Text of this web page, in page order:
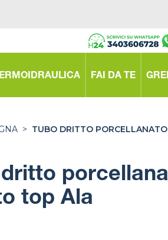
FAI DA TE
> TUBO DRITTO
dritto
top Ala